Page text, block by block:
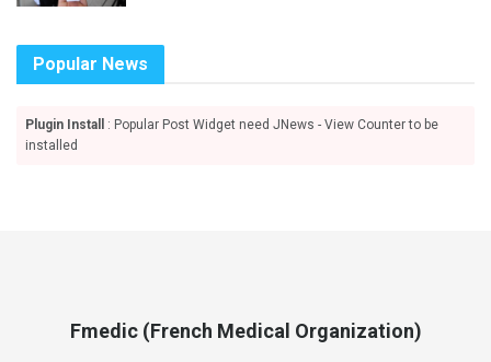
Popular News
Plugin Install
: Popular Post Widget need JNews - View Counter to be
installed
Fmedic (French Medical Organization)